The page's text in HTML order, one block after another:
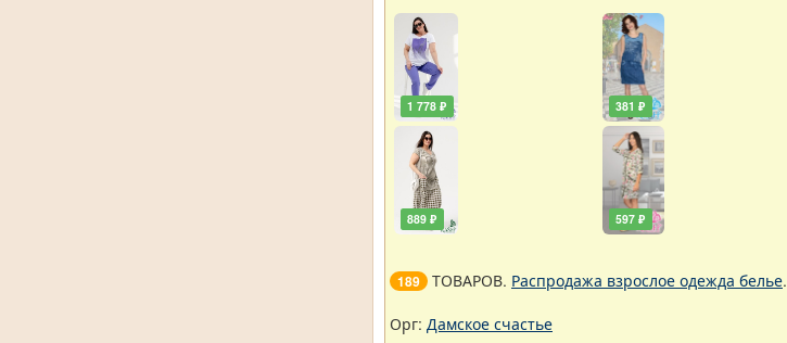
1 778 ₽
889 ₽
381 ₽
597 ₽
189 ТОВАРОВ. Распродажа взрослое одежда белье.
Орг: Дамское счастье